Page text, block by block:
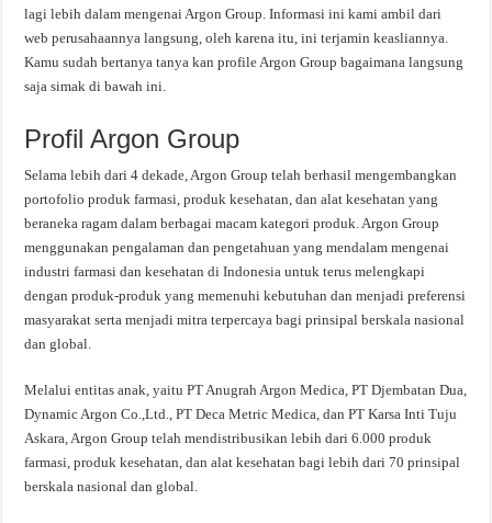
lagi lebih dalam mengenai Argon Group. Informasi ini kami ambil dari
web perusahaannya langsung, oleh karena itu, ini terjamin keasliannya.
Kamu sudah bertanya tanya kan profile Argon Group bagaimana langsung
saja simak di bawah ini.
Profil Argon Group
Selama lebih dari 4 dekade, Argon Group telah berhasil mengembangkan
portofolio produk farmasi, produk kesehatan, dan alat kesehatan yang
beraneka ragam dalam berbagai macam kategori produk. Argon Group
menggunakan pengalaman dan pengetahuan yang mendalam mengenai
industri farmasi dan kesehatan di Indonesia untuk terus melengkapi
dengan produk-produk yang memenuhi kebutuhan dan menjadi preferensi
masyarakat serta menjadi mitra terpercaya bagi prinsipal berskala nasional
dan global.
Melalui entitas anak, yaitu PT Anugrah Argon Medica, PT Djembatan Dua,
Dynamic Argon Co.,Ltd., PT Deca Metric Medica, dan PT Karsa Inti Tuju
Askara, Argon Group telah mendistribusikan lebih dari 6.000 produk
farmasi, produk kesehatan, dan alat kesehatan bagi lebih dari 70 prinsipal
berskala nasional dan global.